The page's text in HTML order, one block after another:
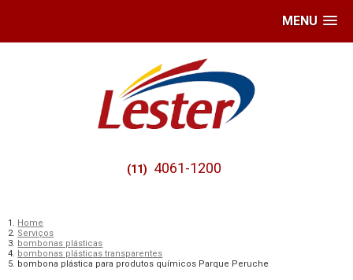
MENU
(11) 4061-1200
Home
Serviços
bombonas plásticas
bombonas plásticas transparentes
bombona plástica para produtos químicos Parque Peruche